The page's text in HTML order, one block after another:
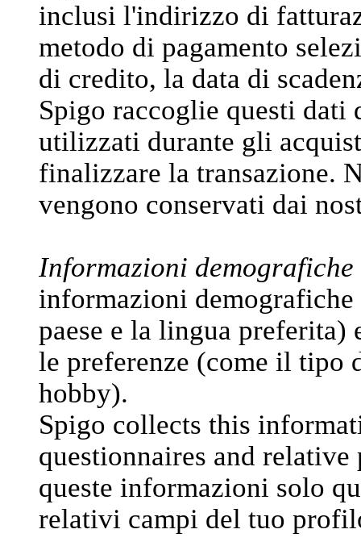
inclusi l'indirizzo di
metodo di pagamento
di credito, la data di
Spigo raccoglie questi dati
utilizzati durante gli
finalizzare la transazione.
vengono conservati dai
Informazioni
informazioni
paese e la lingua
le preferenze (come il tipo
hobby).
Spigo collects this
questionnaires and
queste informazioni solo
relativi campi del tuo